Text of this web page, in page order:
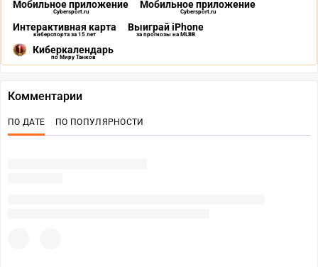
Мобильное приложение
Cybersport.ru
Мобильное приложение
Cybersport.ru
Интерактивная карта
киберспорта за 15 лет
Выиграй iPhone
за прогнозы на MLBB
Киберкалендарь
по Миру Танков
Комментарии
ПО ДАТЕ ПО ПОПУЛЯРНОСТИ